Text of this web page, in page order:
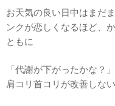
お天気の良い日中はまだ
ンクが恋しくなるほど、
ともに
「代謝が下がったかな？
肩コリ首コリが改善しな